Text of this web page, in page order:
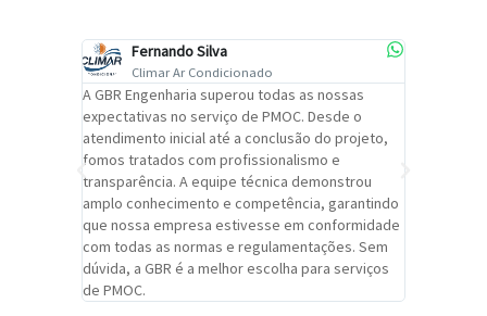
Fernando Silva
Climar Ar Condicionado
A GBR Engenharia superou todas as nossas
expectativas no serviço de PMOC. Desde o
atendimento inicial até a conclusão do projeto,
fomos tratados com profissionalismo e
transparência. A equipe técnica demonstrou
amplo conhecimento e competência, garantindo
que nossa empresa estivesse em conformidade
com todas as normas e regulamentações. Sem
dúvida, a GBR é a melhor escolha para serviços
de PMOC.